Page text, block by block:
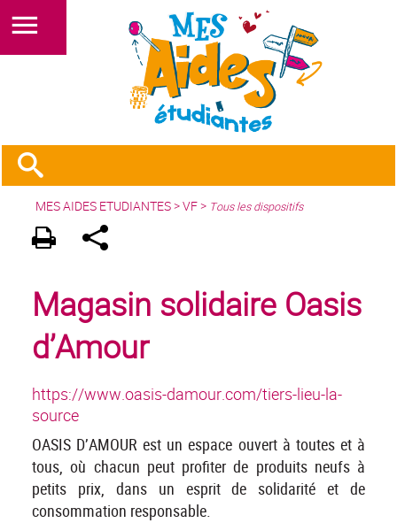
MES AIDES ETUDIANTES>VF> Tous les dispositifs
Magasin solidaire Oasis
d’Amour
https://www.oasis-damour.com/tiers-lieu-la-
source
OASIS D’AMOUR est un espace ouvert à toutes et à
tous, où chacun peut profiter de produits neufs à
petits prix, dans un esprit de solidarité et de
consommation responsable.